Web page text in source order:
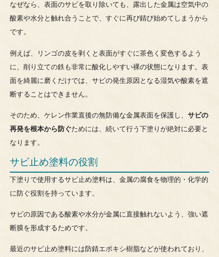
なぜなら、表面のサビを取り除いても、露出した金属は空気中の
酸素や水分と触れ合うことで、すぐに再び錆び始めてしまうから
です。
例えば、リンゴの皮を剥くと表面がすぐに茶色く変色するよう
に、削り立ての鉄も非常に酸化しやすい裸の状態になります。表
面を綺麗に磨くだけでは、サビの発生原因となる湿気や酸素を遮
断することはできません。
そのため、ケレン作業直後の無防備な金属表面を保護し、 サビの
再発を根本から防ぐためには、続いて行う下塗りが絶対に必要と
なります。
サビ止め塗料の役割
下塗りで使用するサビ止め塗料は、金属の腐食を物理的・化学的
に防ぐ役割を持っています。
サビの原因である酸素や水分が金属に直接触れないよう、強い遮
断膜を形成するためです。
最近のサビ止め塗料には防錆エポキシ樹脂などが使われており、